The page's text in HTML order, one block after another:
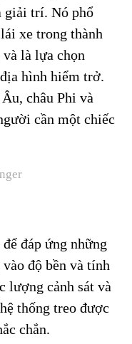
giải trí. Nó phổ
xe trong thành
và là lựa chọn
hình hiểm trở.
châu Phi và
cần một chiếc
đáp ứng những
độ bền và tính
lượng cảnh sát và
thống treo được
chắn.